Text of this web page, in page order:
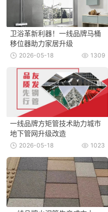
卫浴革新利器！一线品牌马桶
移位器助力家居升级
1309
2026-05-18
一线品牌方矩管技术助力城市
地下管网升级改造
1023
2026-05-18